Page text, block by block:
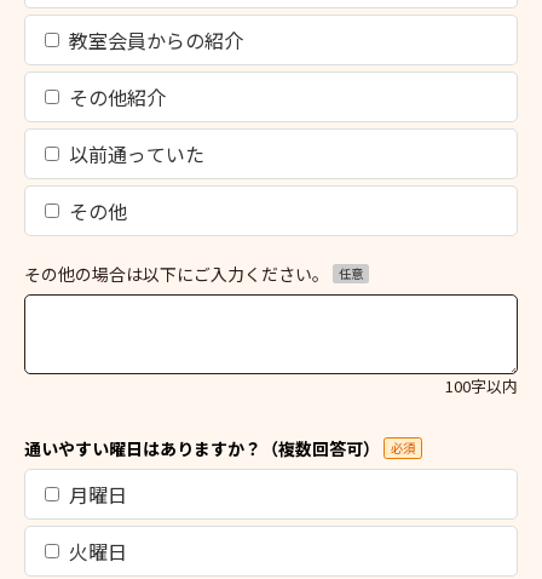
教室会員からの紹介
その他紹介
以前通っていた
その他
その他の場合は以下にご入力ください。 任意
100字以内
通いやすい曜日はありますか？（複数回答可） 必須
月曜日
火曜日